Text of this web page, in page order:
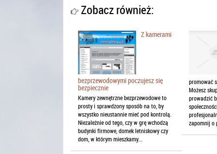
Zobacz również:
Z kamerami
bezprzewodowymi poczujesz się
bezpiecznie
Kamery zewnętrzne bezprzewodowe to
prosty i sprawdzony sposób na to, by
wszystko nieustannie mieć pod kontrolą.
Niezależnie od tego, czy w grę wchodzą
budynki firmowe, domek letniskowy czy
dom, w którym mieszkamy...
promować
Możesz
prowadzić
zapomnij o